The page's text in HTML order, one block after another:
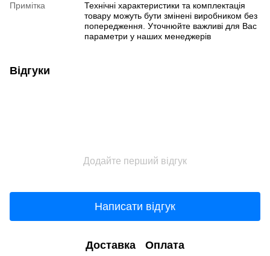
Примітка
Технічні характеристики та комплектація
товару можуть бути змінені виробником без
попередження. Уточнюйте важливі для Вас
параметри у наших менеджерів
Відгуки
Додайте перший відгук
Написати відгук
Доставка Оплата